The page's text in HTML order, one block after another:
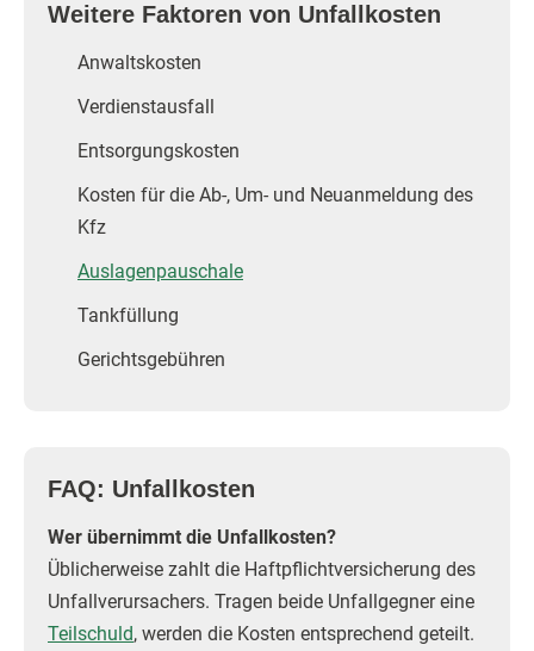
Weitere Faktoren von Unfallkosten
Anwaltskosten
Verdienstausfall
Entsorgungskosten
Kosten für die Ab-, Um- und Neuanmeldung des
Kfz
Auslagenpauschale
Tankfüllung
Gerichtsgebühren
FAQ: Unfallkosten
Wer übernimmt die Unfallkosten?
Üblicherweise zahlt die Haftpflichtversicherung des
Unfallverursachers. Tragen beide Unfallgegner eine
Teilschuld, werden die Kosten entsprechend geteilt.